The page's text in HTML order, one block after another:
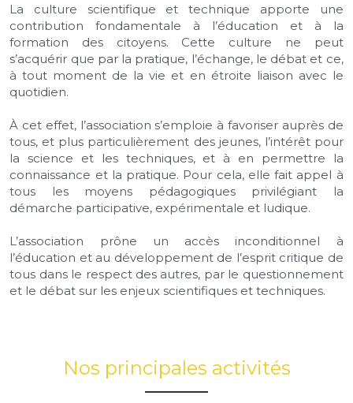
La culture scientifique et technique apporte une
contribution fondamentale à l’éducation et à la
formation des citoyens. Cette culture ne peut
s’acquérir que par la pratique, l’échange, le débat et ce,
à tout moment de la vie et en étroite liaison avec le
quotidien.
À cet effet, l’association s’emploie à favoriser auprès de
tous, et plus particulièrement des jeunes, l’intérêt pour
la science et les techniques, et à en permettre la
connaissance et la pratique. Pour cela, elle fait appel à
tous les moyens pédagogiques privilégiant la
démarche participative, expérimentale et ludique.
L’association prône un accès inconditionnel à
l’éducation et au développement de l’esprit critique de
tous dans le respect des autres, par le questionnement
et le débat sur les enjeux scientifiques et techniques.
Nos principales activités